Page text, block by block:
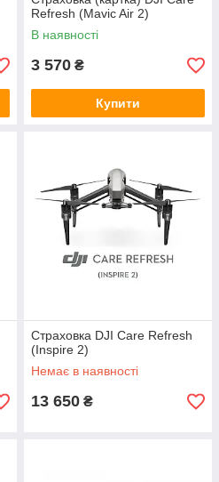
Refresh (Mavic Air 2)
В наявності
3 570 ₴
Купити
Страховка DJI Care Refresh
(Inspire 2)
Немає в наявності
13 650 ₴